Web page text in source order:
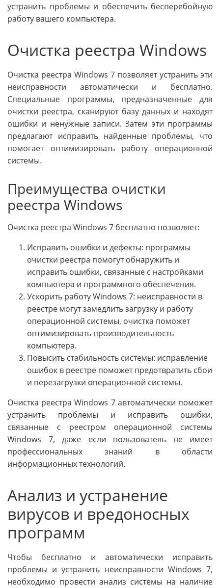
устранить проблемы и обеспечить бесперебойную
работу вашего компьютера.
Очистка реестра Windows
Очистка реестра Windows 7 позволяет устранить эти
неисправности автоматически и бесплатно.
Специальные программы, предназначенные для
очистки реестра, сканируют базу данных и находят
ошибки и ненужные записи. Затем эти программы
предлагают исправить найденные проблемы, что
помогает оптимизировать работу операционной
системы.
Преимущества очистки
реестра Windows
Очистка реестра Windows 7 бесплатно позволяет:
Исправить ошибки и дефекты: программы
очистки реестра помогут обнаружить и
исправить ошибки, связанные с настройками
компьютера и программного обеспечения.
Ускорить работу Windows 7: неисправности в
реестре могут замедлить загрузку и работу
операционной системы, очистка поможет
оптимизировать производительность
компьютера.
Повысить стабильность системы: исправление
ошибок в реестре поможет предотвратить сбои
и перезагрузки операционной системы.
Очистка реестра Windows 7 автоматически поможет
устранить проблемы и исправить ошибки,
связанные с реестром операционной системы
Windows 7, даже если пользователь не имеет
профессиональных знаний в области
информационных технологий.
Анализ и устранение
вирусов и вредоносных
программ
Чтобы бесплатно и автоматически исправить
проблемы и устранить неисправности Windows 7,
необходимо провести анализ системы на наличие